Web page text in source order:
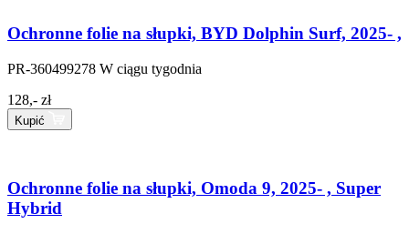
Ochronne folie na słupki, BYD Dolphin Surf, 2025- ,
PR-360499278 W ciągu tygodnia
128,- zł
Kupić
Ochronne folie na słupki, Omoda 9, 2025- , Super
Hybrid